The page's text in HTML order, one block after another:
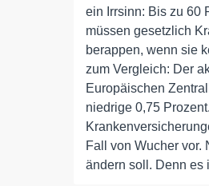
ein Irrsinn: Bis zu 60
müssen gesetzlich
berappen, wenn sie
zum Vergleich: Der
Europäischen
niedrige 0,75
Fall von Wucher vor.
ändern soll. Denn es